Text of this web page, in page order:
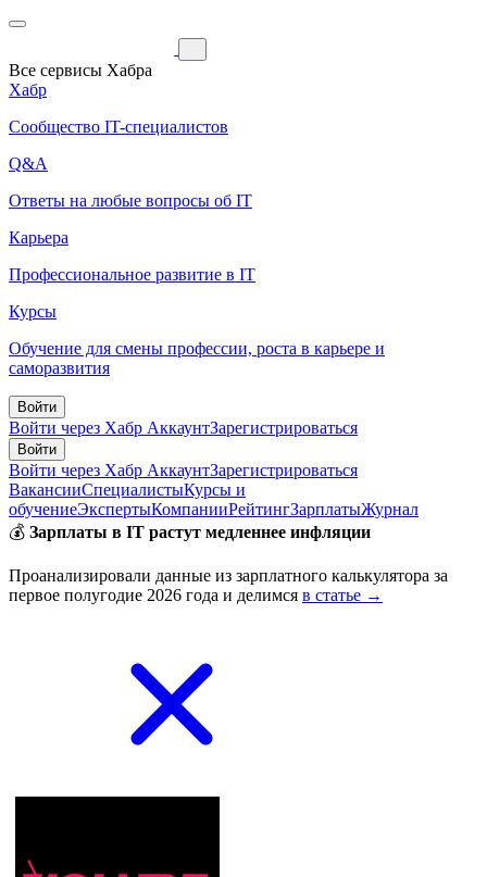
Все сервисы Хабра
Хабр
Сообщество IT-специалистов
Q&A
Ответы на любые вопросы об IT
Карьера
Профессиональное развитие в IT
Курсы
Обучение для смены профессии, роста в карьере и
саморазвития
Войти
Войти через Хабр АккаунтЗарегистрироваться
Войти
Войти через Хабр АккаунтЗарегистрироваться
ВакансииСпециалистыКурсы и
обучениеЭкспертыКомпанииРейтингЗарплатыЖурнал
💰 Зарплаты в IT растут медленнее инфляции
Проанализировали данные из зарплатного калькулятора за
первое полугодие 2026 года и делимся в статье →